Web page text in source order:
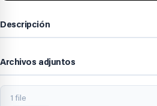
Descripción
Archivos adjuntos
1 file